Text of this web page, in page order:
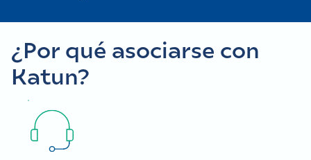
¿Por qué asociarse con
Katun?